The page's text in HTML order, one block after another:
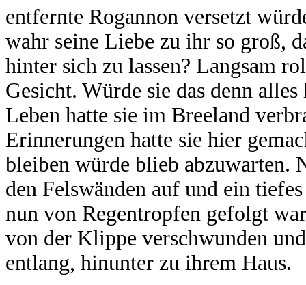
entfernte Rogannon versetzt
wahr seine Liebe zu ihr so groß,
hinter sich zu lassen? Langsam
Gesicht. Würde sie das denn
Leben hatte sie im Breeland
Erinnerungen hatte sie hier
bleiben würde blieb abzuwarten.
den Felswänden auf und ein
nun von Regentropfen gefolgt
von der Klippe verschwunden
entlang, hinunter zu ihrem Haus.